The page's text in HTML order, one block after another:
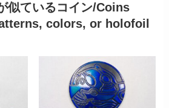
似ているコイン/Coins
colors, or holofoil